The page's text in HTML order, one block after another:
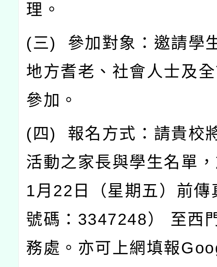
理。
(三) 參加對象：邀請學
地方耆老、社會人士及
參加。
( 四) 報名方式：請貴校
活動之家長與學生名單
1月 22 日（星期五）前
號碼： 3347248）
至西
務處。亦可上網填報